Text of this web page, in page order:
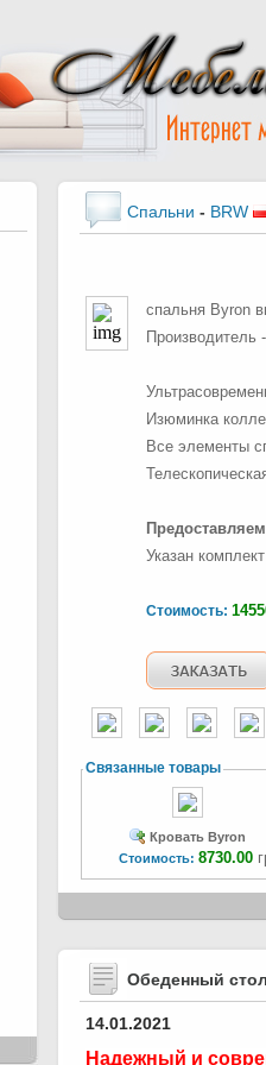
Спальни - BRW
спальня Byron
Изюминка
Все элементы
Указан
Стоимость:
Связанные товары
Кровать Byron
Стоимость: 8730.00
Обеденный
14.01.2021
Надежный и